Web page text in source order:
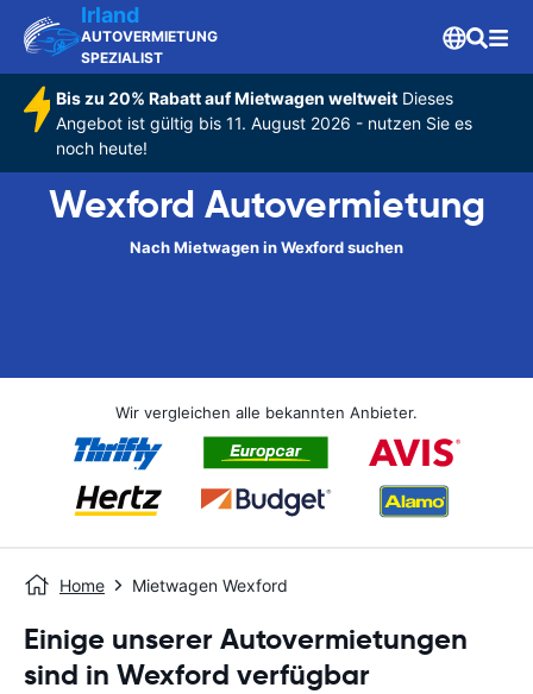
Irland
AUTOVERMIETUNG
SPEZIALIST
Bis zu 20% Rabatt auf Mietwagen weltweitDieses
Angebot ist gültig bis 11. August 2026 - nutzen Sie es
noch heute!
Wexford Autovermietung
Nach Mietwagen in Wexford suchen
Wir vergleichen alle bekannten Anbieter.
Home Mietwagen Wexford
Einige unserer Autovermietungen
sind in Wexford verfügbar